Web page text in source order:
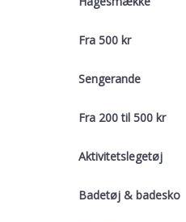
Fra 500 kr
Sengerande
Fra 200 til 500 kr
Aktivitetslegetøj
Badetøj & badesko